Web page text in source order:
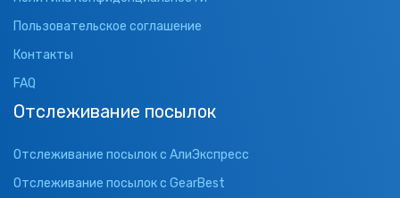
Пользовательское соглашение
Контакты
FAQ
Отслеживание посылок
Отслеживание посылок с АлиЭкспресс
Отслеживание посылок с GearBest